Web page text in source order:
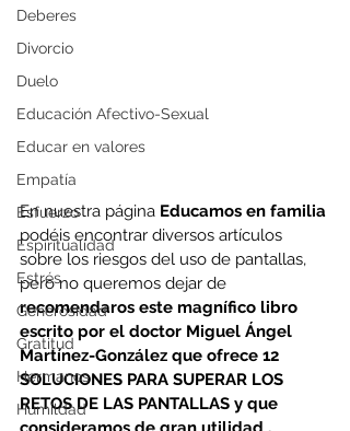
Deberes
Divorcio
Duelo
Educación Afectivo-Sexual
Educar en valores
Empatía
Esfuerzo
Espiritualidad
Estrés
Generosidad
Gratitud
Hermanos
Humildad
En nuestra página Educamos en familia
podéis encontrar diversos artículos
sobre los riesgos del uso de pantallas,
pero no queremos dejar de
recomendaros este magnífico libro
escrito por el doctor Miguel Ángel
Martínez-González que ofrece 12
SOLUCIONES PARA SUPERAR LOS
RETOS DE LAS PANTALLAS y que